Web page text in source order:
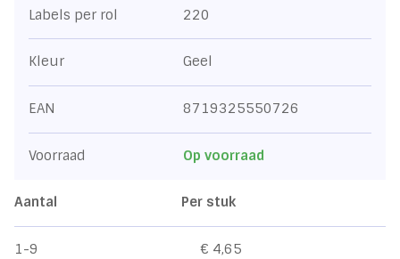
Labels per rol 220
Kleur Geel
EAN 8719325550726
Voorraad Op voorraad
Aantal Per stuk
1-9 € 4,65